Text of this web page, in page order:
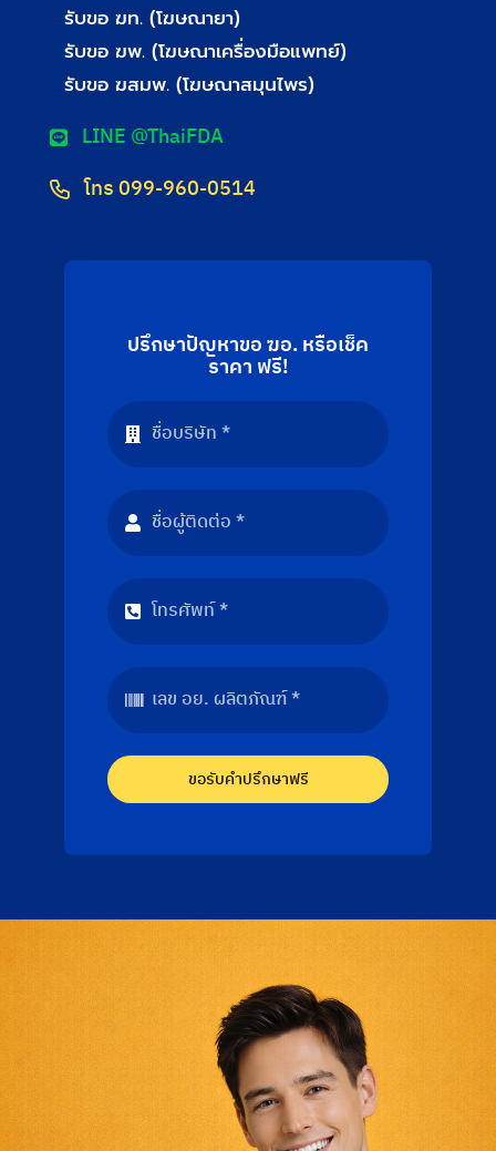
รับขอ ฆท. (โฆษณายา)
รับขอ ฆพ. (โฆษณาเครื่องมือแพทย์)
รับขอ ฆสมพ. (โฆษณาสมุนไพร)
LINE @ThaiFDA
โทร 099-960-0514
ปรึกษาปัญหาขอ ฆอ. หรือเช็ค
ราคา ฟรี!
ขอรับคำปรึกษาฟรี